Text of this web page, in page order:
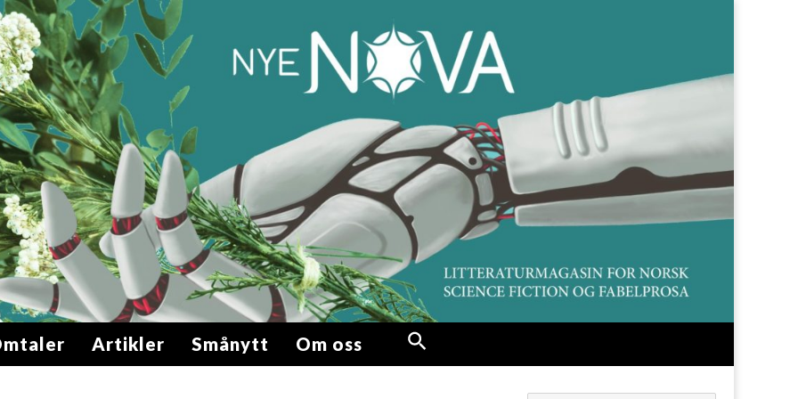
Artikler Smånytt Om oss